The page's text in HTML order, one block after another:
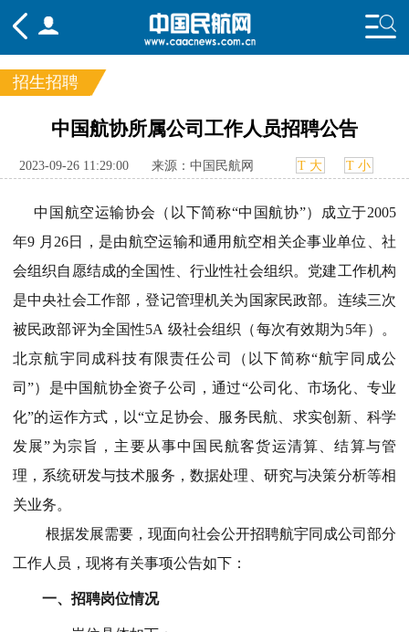
国内 国际
行业
招生招聘
中国航协所属公司工作人员招聘公告
2023-09-26 11:29:00 来源：中国民航网 T 大 T 小
中国航空运输协会（以下简称“中国航协”）成立于2005
年9 月26日，是由航空运输和通用航空相关企事业单位、社
会组织自愿结成的全国性、行业性社会组织。党建工作机构
是中央社会工作部，登记管理机关为国家民政部。连续三次
被民政部评为全国性5A 级社会组织（每次有效期为5年）。
北京航宇同成科技有限责任公司（以下简称“航宇同成公
司”）是中国航协全资子公司，通过“公司化、市场化、专业
化”的运作方式，以“立足协会、服务民航、求实创新、科学
发展”为宗旨，主要从事中国民航客货运清算、结算与管
理，系统研发与技术服务，数据处理、研究与决策分析等相
关业务。
根据发展需要，现面向社会公开招聘航宇同成公司部分
工作人员，现将有关事项公告如下：
一、招聘岗位情况